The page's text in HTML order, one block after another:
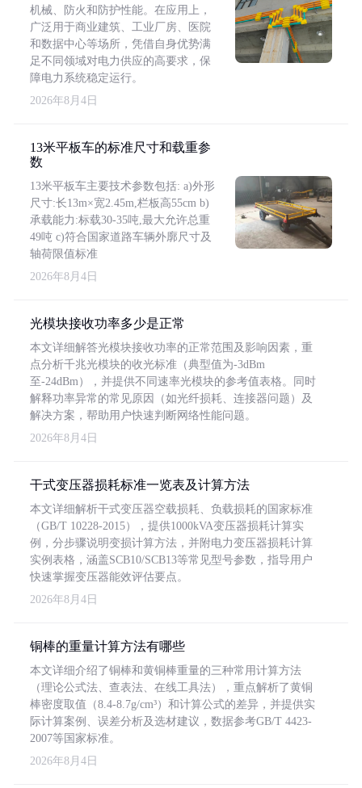
机械、防火和防护性能。在应用上，
广泛用于商业建筑、工业厂房、医院
和数据中心等场所，凭借自身优势满
足不同领域对电力供应的高要求，保
障电力系统稳定运行。
2026年8月4日
13米平板车的标准尺寸和载重参
数
13米平板车主要技术参数包括: a)外形
尺寸:长13m×宽2.45m,栏板高55cm b)
承载能力:标载30-35吨,最大允许总重
49吨 c)符合国家道路车辆外廓尺寸及
轴荷限值标准
2026年8月4日
光模块接收功率多少是正常
本文详细解答光模块接收功率的正常范围及影响因素，重
点分析千兆光模块的收光标准（典型值为-3dBm
至-24dBm），并提供不同速率光模块的参考值表格。同时
解释功率异常的常见原因（如光纤损耗、连接器问题）及
解决方案，帮助用户快速判断网络性能问题。
2026年8月4日
干式变压器损耗标准一览表及计算方法
本文详细解析干式变压器空载损耗、负载损耗的国家标准
（GB/T 10228-2015），提供1000kVA变压器损耗计算实
例，分步骤说明变损计算方法，并附电力变压器损耗计算
实例表格，涵盖SCB10/SCB13等常见型号参数，指导用户
快速掌握变压器能效评估要点。
2026年8月4日
铜棒的重量计算方法有哪些
本文详细介绍了铜棒和黄铜棒重量的三种常用计算方法
（理论公式法、查表法、在线工具法），重点解析了黄铜
棒密度取值（8.4-8.7g/cm³）和计算公式的差异，并提供实
际计算案例、误差分析及选材建议，数据参考GB/T 4423-
2007等国家标准。
2026年8月4日